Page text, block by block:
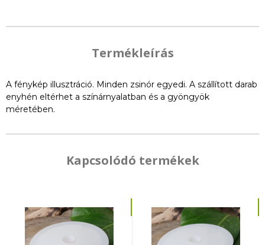
Termékleírás
A fénykép illusztráció. Minden zsinór egyedi. A szállított darab
enyhén eltérhet a színárnyalatban és a gyöngyök
méretében.
Kapcsolódó termékek